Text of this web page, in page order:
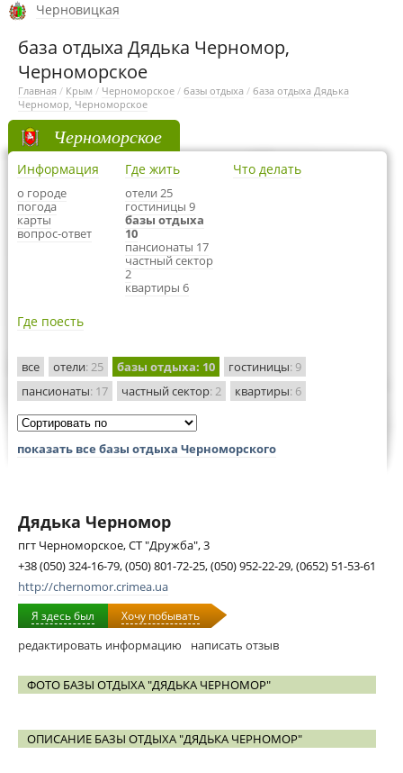
Черновицкая
база отдыха Дядька Черномор,
Черноморское
Главная / Крым / Черноморское / базы отдыха / база отдыха Дядька
Черномор, Черноморское
Черноморское
Информация
о городе
погода
карты
вопрос-ответ
Где жить
отели 25
гостиницы 9
базы отдыха
10
пансионаты 17
частный сектор
2
квартиры 6
Что делать
Где поесть
все отели: 25 базы отдыха: 10 гостиницы: 9
пансионаты: 17 частный сектор: 2 квартиры: 6
показать все базы отдыха Черноморского
Дядька Черномор
пгт Черноморское, СТ "Дружба", 3
+38 (050) 324-16-79, (050) 801-72-25, (050) 952-22-29, (0652) 51-53-61
http://chernomor.crimea.ua
Я здесь был Хочу побывать
редактировать информацию написать отзыв
ФОТО БАЗЫ ОТДЫХА "ДЯДЬКА ЧЕРНОМОР"
ОПИСАНИЕ БАЗЫ ОТДЫХА "ДЯДЬКА ЧЕРНОМОР"